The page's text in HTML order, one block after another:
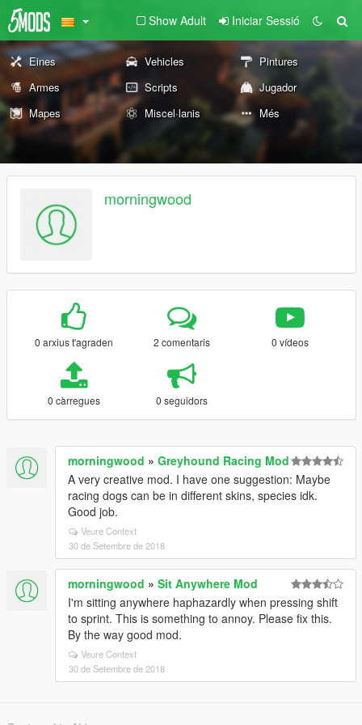
Show Adult Iniciar Sessió
Eines Vehicles
Pintures
Armes
Scripts
Jugador
Mapes
Miscel·lanis Més
morningwood
0 arxius t'agraden 2 comentaris 0 vídeos
0 càrregues 0 seguidors
morningwood » Greyhound Racing Mod
A very creative mod. I have one suggestion: Maybe
racing dogs can be in different skins, species idk.
Good job.
Veure Context
30 de Setembre de 2018
morningwood » Sit Anywhere Mod
I'm sitting anywhere haphazardly when pressing shift
to sprint. This is something to annoy. Please fix this.
By the way good mod.
Veure Context
30 de Setembre de 2018